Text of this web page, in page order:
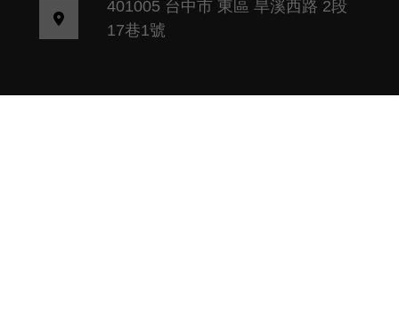
401005 台中市 東區 旱溪西路 2段
17巷1號